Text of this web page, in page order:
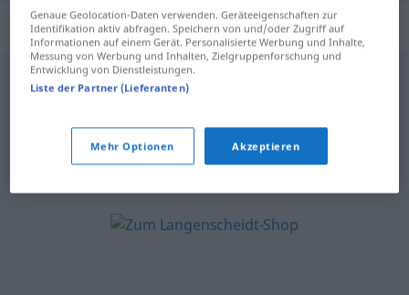
Synonyme für "pifiar"
fallar,errar,fracasar,malograrse
© OpenThesaurus-es
Genaue Geolocation-Daten verwenden. Geräteeigenschaften zur
Identifikation aktiv abfragen. Speichern von und/oder Zugriff auf
Informationen auf einem Gerät. Personalisierte Werbung und Inhalte,
Messung von Werbung und Inhalten, Zielgruppenforschung und
Entwicklung von Dienstleistungen.
Liste der Partner (Lieferanten)
Mehr Optionen Akzeptieren